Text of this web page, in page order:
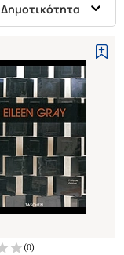
Δημοτικότητα
(0)